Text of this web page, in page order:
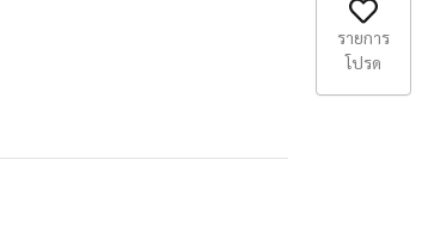
รายการ
โปรด